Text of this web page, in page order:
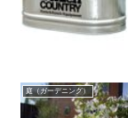
庭（ガーデニング）